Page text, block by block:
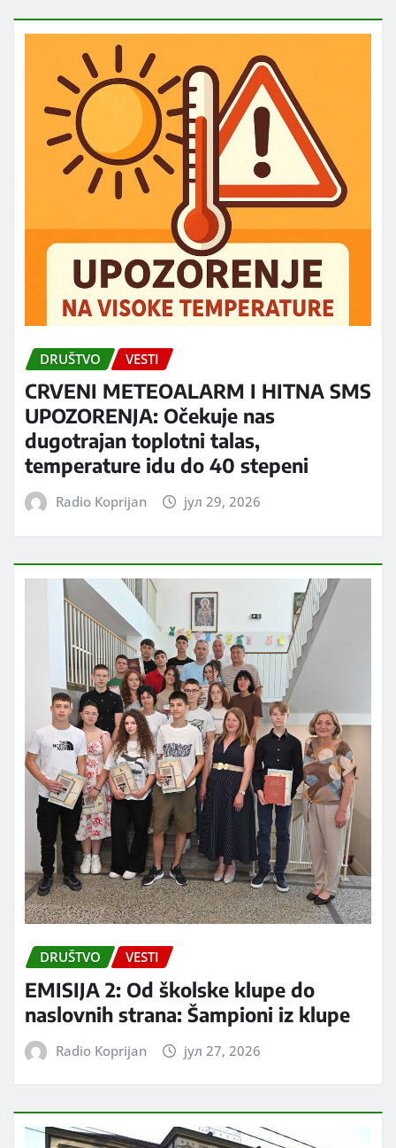
DRUŠTVO VESTI
CRVENI METEOALARM I HITNA SMS
UPOZORENJA: Očekuje nas
dugotrajan toplotni talas,
temperature idu do 40 stepeni
Radio Koprijan јул 29, 2026
DRUŠTVO VESTI
EMISIJA 2: Od školske klupe do
naslovnih strana: Šampioni iz klupe
Radio Koprijan јул 27, 2026